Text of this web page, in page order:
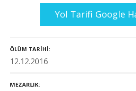
Yol Tarifi Google
ÖLÜM TARIHI
12.12.2016
MEZARLIK